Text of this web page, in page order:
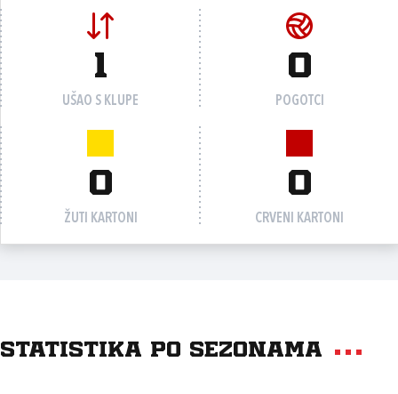
1
UŠAO S KLUPE
0
POGOTCI
0
ŽUTI KARTONI
0
CRVENI KARTONI
Statistika po sezonama